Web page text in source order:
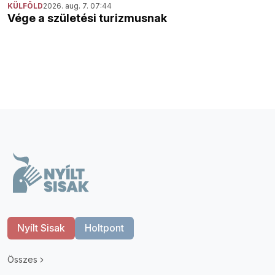
KÜLFÖLD2026. aug. 7. 07:44
Vége a születési turizmusnak
Nyílt Sisak Holtpont
Összes